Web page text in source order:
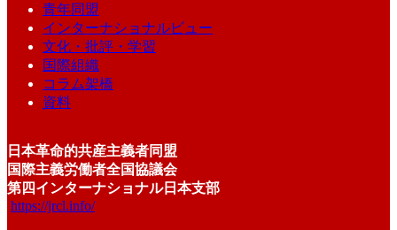
青年同盟
インターナショナルビュー
文化・批評・学習
国際組織
コラム架橋
資料
日本革命的共産主義者同盟
国際主義労働者全国協議会
第四インターナショナル日本支部
https://jrcl.info/